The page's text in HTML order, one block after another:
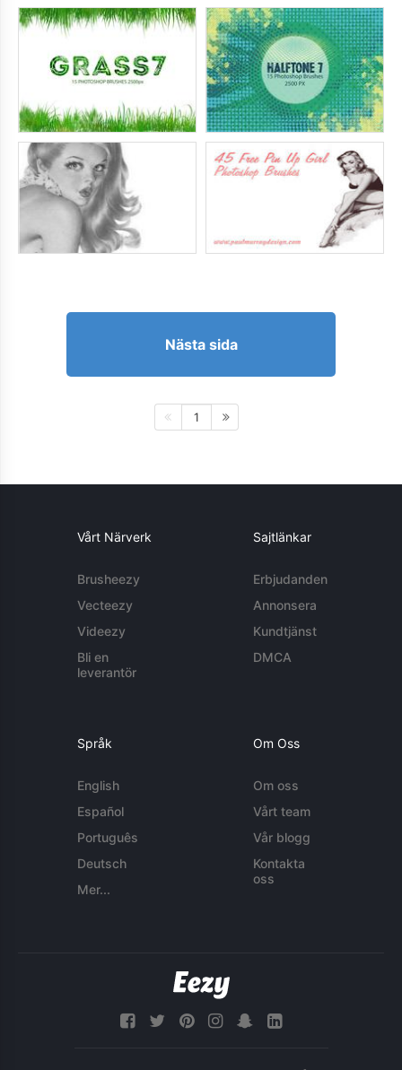
Nästa sida
1
Vårt Närverk
Brusheezy
Vecteezy
Videezy
Bli en
leverantör
Sajtlänkar
Erbjudanden
Annonsera
Kundtjänst
DMCA
Språk
English
Español
Português
Deutsch
Mer...
Om Oss
Om oss
Vårt team
Vår blogg
Kontakta
oss